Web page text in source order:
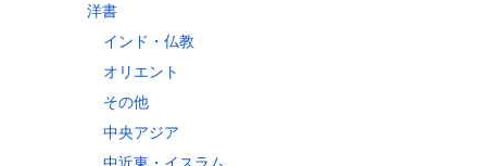
洋書
インド・仏教
オリエント
その他
中央アジア
中近東・イスラム